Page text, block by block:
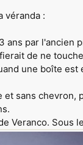
véranda :
ans par
de ne
une boîte
sans chevron,
Veranco.